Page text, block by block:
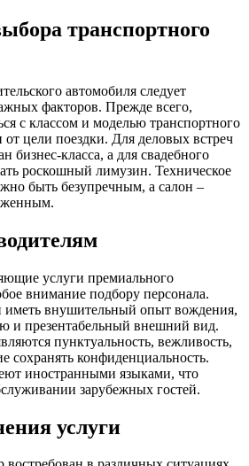
транспортного
автомобиля следует
факторов. Прежде всего,
с классом и моделью транспортного
от цели поездки. Для деловых встреч
бизнес-класса, а для свадебного
роскошный лимузин. Техническое
быть безупречным, а салон –
услуги премиального
внимание подбору персонала.
внушительный опыт вождения,
и презентабельный внешний вид.
пунктуальность, вежливость,
сохранять конфиденциальность.
иностранными языками, что
зарубежных гостей.
услуги